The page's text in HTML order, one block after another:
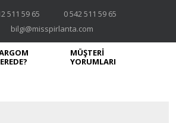
511 59 65
0 542 511 59 65
bilgi@misspirlanta.com
MÜŞTERİ
YORUMLARI